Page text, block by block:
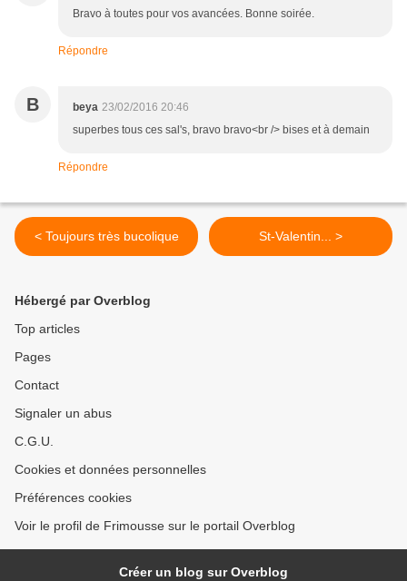
Bravo à toutes pour vos avancées. Bonne soirée.
Répondre
B beya 23/02/2016 20:46
superbes tous ces sal's, bravo bravo<br /> bises et à demain
Répondre
< Toujours très bucolique St-Valentin... >
Hébergé par Overblog
Top articles
Pages
Contact
Signaler un abus
C.G.U.
Cookies et données personnelles
Préférences cookies
Voir le profil de Frimousse sur le portail Overblog
Créer un blog sur Overblog